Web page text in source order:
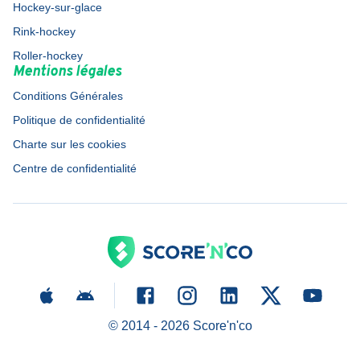
Hockey-sur-glace
Rink-hockey
Roller-hockey
Mentions légales
Conditions Générales
Politique de confidentialité
Charte sur les cookies
Centre de confidentialité
© 2014 - 2026Score'n'co